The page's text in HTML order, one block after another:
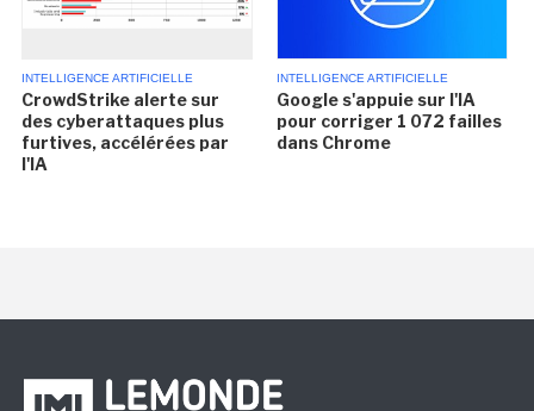
INTELLIGENCE ARTIFICIELLE
CrowdStrike alerte sur
des cyberattaques plus
furtives, accélérées par
l'IA
INTELLIGENCE ARTIFICIELLE
Google s'appuie sur l'IA
pour corriger 1 072 failles
dans Chrome